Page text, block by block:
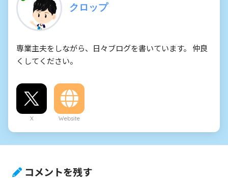
クロップ
専業主夫をしながら、日々ブログを書いています。 仲良
くしてください。
X Website
コメントを残す